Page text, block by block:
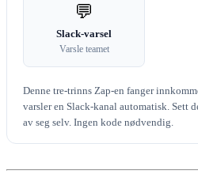
💬
Slack-varsel
Varsle teamet
Denne tre-trinns Zap-en fanger
varsler en Slack-kanal automatisk. Sett
av seg selv. Ingen kode nødvendig.